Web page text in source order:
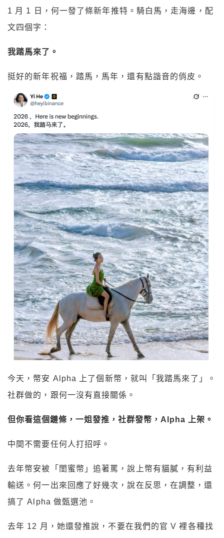
1 月 1 日，何一發了條新年推特。騎白馬，走海邊，配
文四個字：
我踏馬來了。
挺好的新年祝福，踏馬，馬年，還有點諧音的俏皮。
今天，幣安 Alpha 上了個新幣，就叫「我踏馬來了」。
社群做的，跟何一沒有直接關係。
但你看這個鏈條，一姐發推，社群發幣，Alpha 上架。
中間不需要任何人打招呼。
去年幣安被「閨蜜幣」追著罵，說上幣有貓膩，有利益
輸送。何一出來回應了好幾次，說在反思，在調整，還
搞了 Alpha 做甄選池。
去年 12 月，她還發推說，不要在我們的官 V 裡各種找